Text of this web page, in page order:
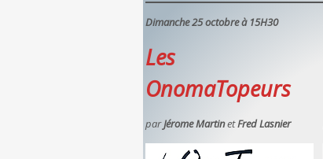
Dimanche 25 octobre à 15H30
Les
OnomaTopeurs
parJérome MartinetFred Lasnier